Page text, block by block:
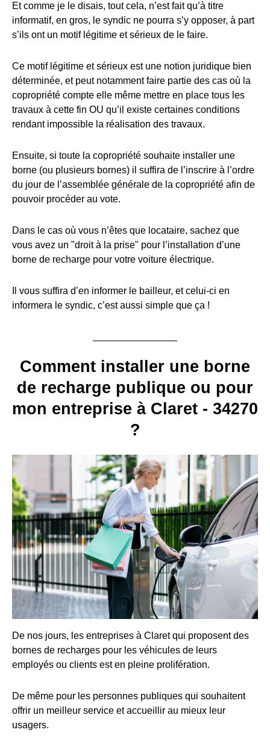
Et comme je le disais, tout cela, n’est fait qu’à titre
informatif, en gros, le syndic ne pourra s’y opposer, à part
s’ils ont un motif légitime et sérieux de le faire.
Ce motif légitime et sérieux est une notion juridique bien
déterminée, et peut notamment faire partie des cas où la
copropriété compte elle même mettre en place tous les
travaux à cette fin OU qu’il existe certaines conditions
rendant impossible la réalisation des travaux.
Ensuite, si toute la copropriété souhaite installer une
borne (ou plusieurs bornes) il suffira de l’inscrire à l’ordre
du jour de l’assemblée générale de la copropriété afin de
pouvoir procéder au vote.
Dans le cas où vous n’êtes que locataire, sachez que
vous avez un "droit à la prise" pour l’installation d’une
borne de recharge pour votre voiture électrique.
Il vous suffira d’en informer le bailleur, et celui-ci en
informera le syndic, c’est aussi simple que ça !
Comment installer une borne
de recharge publique ou pour
mon entreprise à Claret - 34270
?
De nos jours, les entreprises à Claret qui proposent des
bornes de recharges pour les véhicules de leurs
employés ou clients est en pleine prolifération.
De même pour les personnes publiques qui souhaitent
offrir un meilleur service et accueillir au mieux leur
usagers.